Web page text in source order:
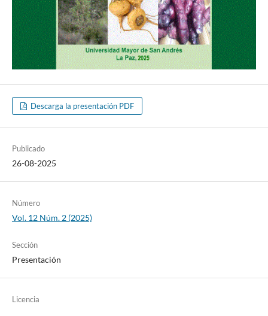
Descarga la presentación PDF
Publicado
26-08-2025
Número
Vol. 12 Núm. 2 (2025)
Sección
Presentación
Licencia